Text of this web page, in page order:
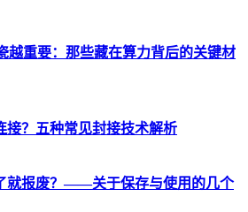
越重要：那些藏在算力背后的关键材
接？五种常见封接技术解析
就报废？——关于保存与使用的几个